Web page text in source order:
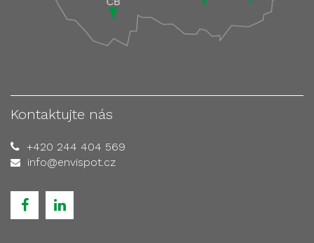
Kontaktujte nás
+420 244 404 569
info@envispot.cz